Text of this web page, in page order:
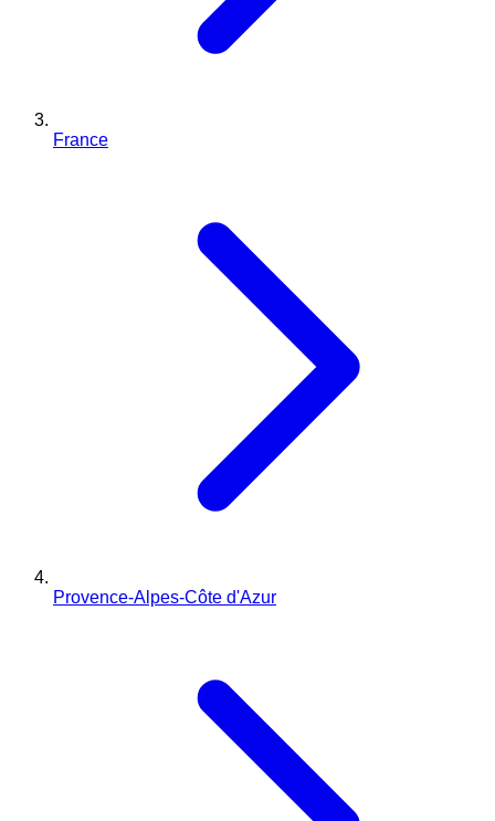
France
Provence-Alpes-Côte d'Azur